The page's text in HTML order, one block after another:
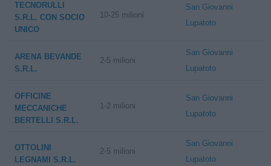
TECNORULLI
S.R.L. CON SOCIO
UNICO
10-25 milioni
San Giovanni
Lupatoto
ARENA BEVANDE
S.R.L.
2-5 milioni
San Giovanni
Lupatoto
OFFICINE
MECCANICHE
BERTELLI S.R.L.
1-2 milioni
San Giovanni
Lupatoto
OTTOLINI
LEGNAMI S.R.L.
2-5 milioni
San Giovanni
Lupatoto